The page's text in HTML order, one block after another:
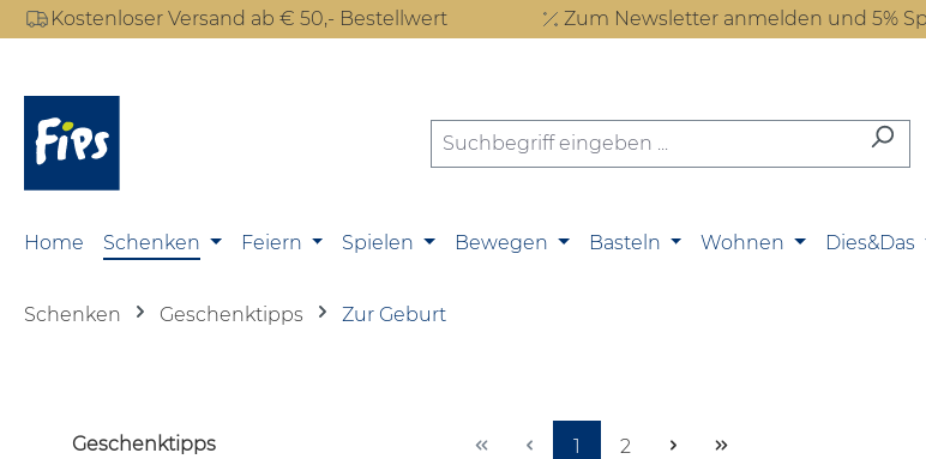
Hauptinhalt springen
Zur Suche springen
Zur Hauptnavigation springen
Kostenloser Versand ab € 50,- Bestellwert Zum Newsletter anmelden und 5%
Home Schenken Feiern Spielen Bewegen Basteln Wohnen Dies&Das
Schenken Geschenktipps Zur Geburt
Geschenktipps Seite
1 Seite
2